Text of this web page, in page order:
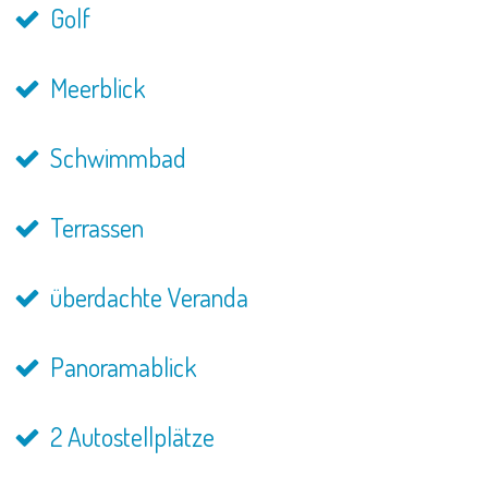
Golf
Meerblick
Schwimmbad
Terrassen
überdachte Veranda
Panoramablick
2 Autostellplätze